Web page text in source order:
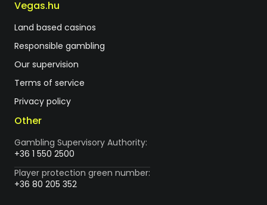
Vegas.hu
Land based casinos
Responsible gambling
Our supervision
Terms of service
Privacy policy
Other
Gambling Supervisory Authority:
+36 1 550 2500
Player protection green number:
+36 80 205 352